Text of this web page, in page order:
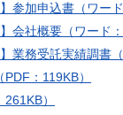
参加申込書（ワード
会社概要（ワード：
業務受託実績調書（
：119KB）
）